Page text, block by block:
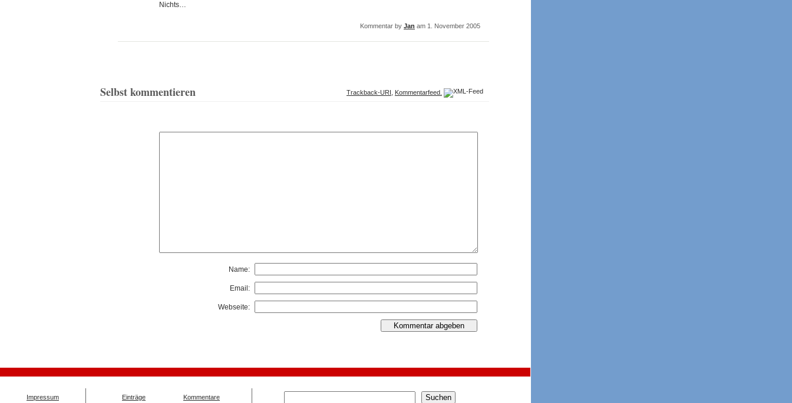
Nichts…
Kommentar by Jan am 1. November 2005
Selbst kommentieren Trackback-URI Kommentarfeed.
Name:
Email:
Webseite:
Impressum Einträge Kommentare